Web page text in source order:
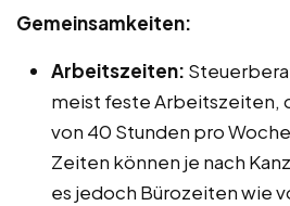
Gemeinsamkeiten:
Arbeitszeiten:
meist feste Arbeitszeiten,
von 40 Stunden pro
Zeiten können je nach
es jedoch Bürozeiten wie